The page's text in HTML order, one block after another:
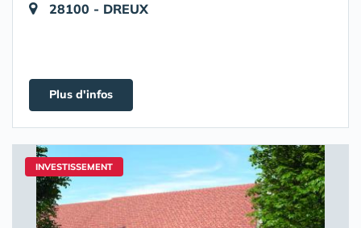
28100 - DREUX
Plus d'infos
INVESTISSEMENT